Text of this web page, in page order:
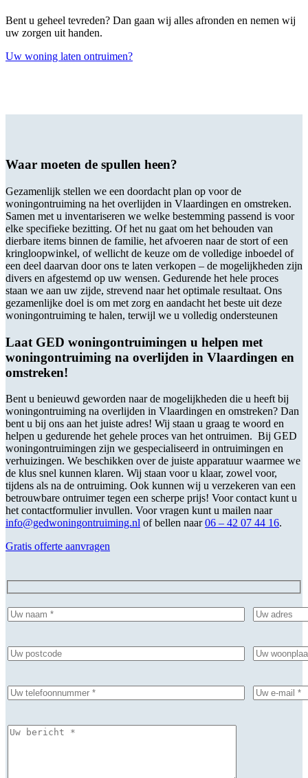
Bent u geheel tevreden? Dan gaan wij alles afronden en nemen wij
uw zorgen uit handen.
Uw woning laten ontruimen?
Waar moeten de spullen heen?
Gezamenlijk stellen we een doordacht plan op voor de
woningontruiming na het overlijden in Vlaardingen en omstreken.
Samen met u inventariseren we welke bestemming passend is voor
elke specifieke bezitting. Of het nu gaat om het behouden van
dierbare items binnen de familie, het afvoeren naar de stort of een
kringloopwinkel, of wellicht de keuze om de volledige inboedel of
een deel daarvan door ons te laten verkopen – de mogelijkheden zijn
divers en afgestemd op uw wensen. Gedurende het hele proces
staan we aan uw zijde, strevend naar het optimale resultaat. Ons
gezamenlijke doel is om met zorg en aandacht het beste uit deze
woningontruiming te halen, terwijl we u volledig ondersteunen
Laat GED woningontruimingen u helpen met
woningontruiming na overlijden in Vlaardingen en
omstreken!
Bent u benieuwd geworden naar de mogelijkheden die u heeft bij
woningontruiming na overlijden in Vlaardingen en omstreken? Dan
bent u bij ons aan het juiste adres! Wij staan u graag te woord en
helpen u gedurende het gehele proces van het ontruimen. Bij GED
woningontruimingen zijn we gespecialiseerd in ontruimingen en
verhuizingen. We beschikken over de juiste apparatuur waarmee we
de klus snel kunnen klaren. Wij staan voor u klaar, zowel voor,
tijdens als na de ontruiming. Ook kunnen wij u verzekeren van een
betrouwbare ontruimer tegen een scherpe prijs! Voor contact kunt u
het contactformulier invullen. Voor vragen kunt u mailen naar
info@gedwoningontruiming.nl of bellen naar06 – 42 07 44 16.
Gratis offerte aanvragen